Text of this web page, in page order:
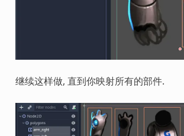
继续这样做, 直到你映射所有的部件.